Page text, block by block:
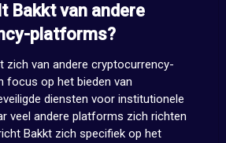
Bakkt van andere
platforms?
zich van andere cryptocurrency-
focus op het bieden van
diensten voor institutionele
veel andere platforms zich richten
Bakkt zich specifiek op het